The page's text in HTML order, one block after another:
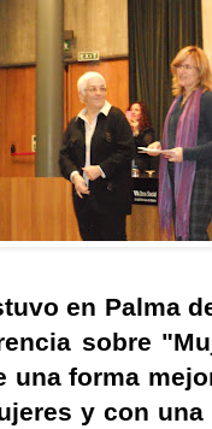
en Palma
sobre
una forma
y con